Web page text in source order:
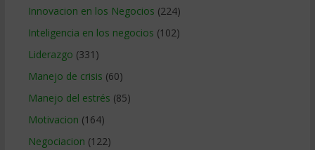
Innovacion en los Negocios (224)
Inteligencia en los negocios (102)
Liderazgo (331)
Manejo de crisis (60)
Manejo del estrés (85)
Motivacion (164)
Negociacion (122)